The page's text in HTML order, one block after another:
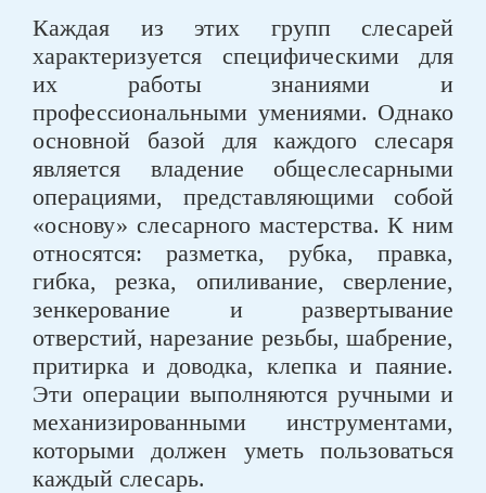
Каждая из этих групп слесарей
характеризуется специфическими для
их работы знаниями и
профессиональными умениями. Однако
основной базой для каждого слесаря
является владение общеслесарными
операциями, представляющими собой
«основу» слесарного мастерства. К ним
относятся: разметка, рубка, правка,
гибка, резка, опиливание, сверление,
зенкерование и развертывание
отверстий, нарезание резьбы, шабрение,
притирка и доводка, клепка и паяние.
Эти операции выполняются ручными и
механизированными инструментами,
которыми должен уметь пользоваться
каждый слесарь.